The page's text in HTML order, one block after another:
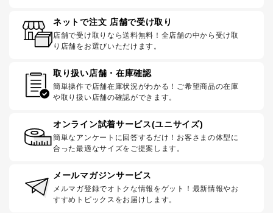
ネットで注文 店舗で受け取り
店舗で受け取りなら送料無料！全店舗の中から受け取
り店舗をお選びいただけます。
取り扱い店舗・在庫確認
簡単操作で店舗在庫状況がわかる！ご希望商品の在庫
や取り扱い店舗の確認ができます。
オンライン試着サービス(ユニサイズ)
簡単なアンケートに回答するだけ！お客さまの体型に
合った最適なサイズをご提案します。
メールマガジンサービス
メルマガ登録でオトクな情報をゲット！最新情報やお
すすめトピックスをお届けします。